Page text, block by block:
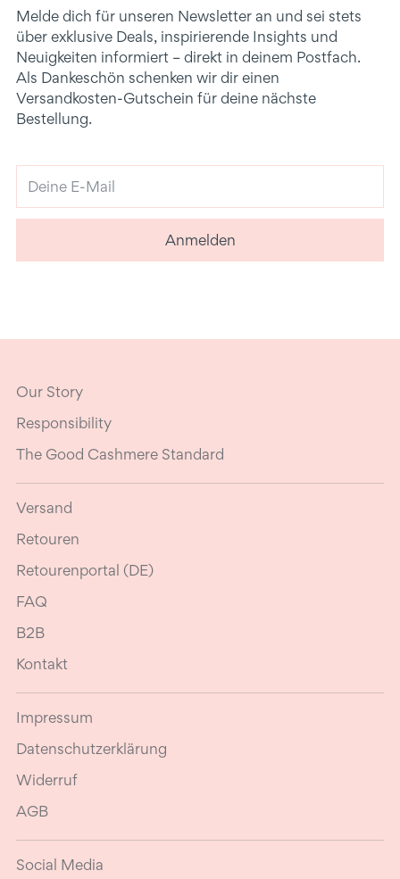
Melde dich für unseren Newsletter an und sei stets
über exklusive Deals, inspirierende Insights und
Neuigkeiten informiert – direkt in deinem Postfach.
Als Dankeschön schenken wir dir einen
Versandkosten-Gutschein für deine nächste
Bestellung.
E-
Mail
Anmelden
Our Story
Responsibility
The Good Cashmere Standard
Versand
Retouren
Retourenportal (DE)
FAQ
B2B
Kontakt
Impressum
Datenschutzerklärung
Widerruf
AGB
Social Media